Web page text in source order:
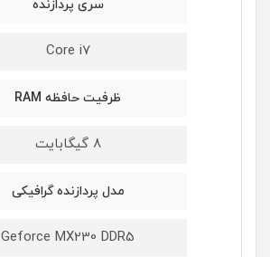
سری پردازنده
Core i7
ظرفیت حافظه RAM
8 گیگابایت
مدل پردازنده گرافیکی
Geforce MX230 DDR5